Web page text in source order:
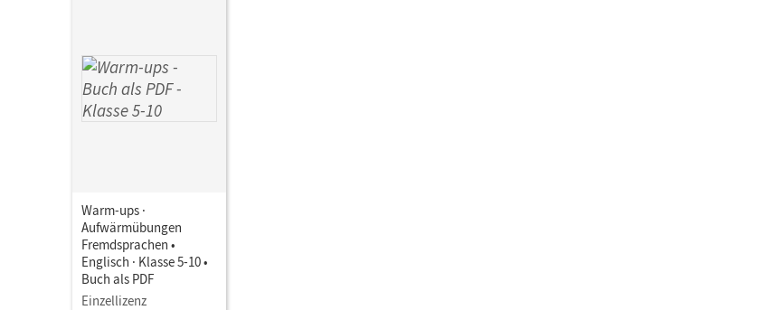
Warm-ups ·
Aufwärmübungen
Fremdsprachen •
Englisch · Klasse 5-10 •
Buch als PDF
Einzellizenz